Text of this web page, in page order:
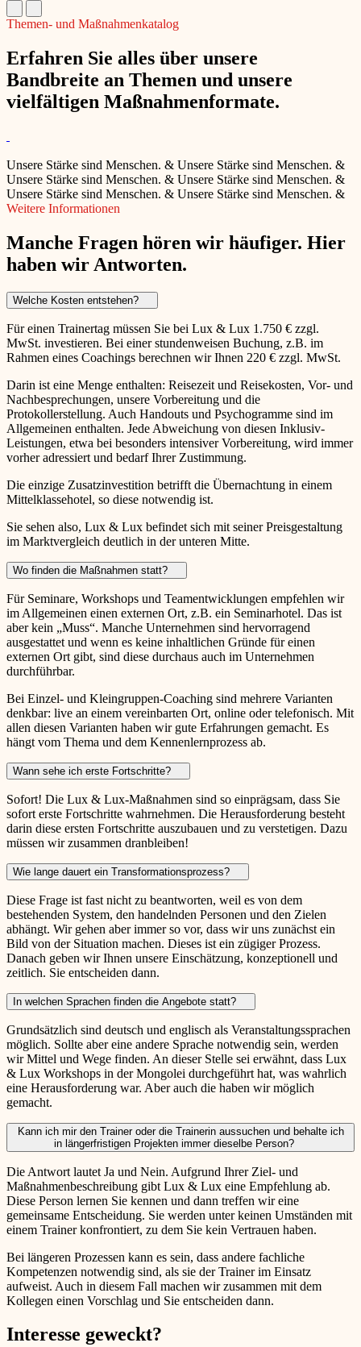
Themen- und Maßnahmenkatalog
Erfahren Sie alles über unsere
Bandbreite an Themen und unsere
vielfältigen Maßnahmenformate.
Unsere Stärke sind Menschen. & Unsere Stärke sind Menschen. &
Unsere Stärke sind Menschen. & Unsere Stärke sind Menschen. &
Unsere Stärke sind Menschen. & Unsere Stärke sind Menschen. &
Weitere Informationen
Manche Fragen hören wir häufiger. Hier
haben wir Antworten.
Welche Kosten entstehen?
Für einen Trainertag müssen Sie bei Lux & Lux 1.750 € zzgl.
MwSt. investieren. Bei einer stundenweisen Buchung, z.B. im
Rahmen eines Coachings berechnen wir Ihnen 220 € zzgl. MwSt.
Darin ist eine Menge enthalten: Reisezeit und Reisekosten, Vor- und
Nachbesprechungen, unsere Vorbereitung und die
Protokollerstellung. Auch Handouts und Psychogramme sind im
Allgemeinen enthalten. Jede Abweichung von diesen Inklusiv-
Leistungen, etwa bei besonders intensiver Vorbereitung, wird immer
vorher adressiert und bedarf Ihrer Zustimmung.
Die einzige Zusatzinvestition betrifft die Übernachtung in einem
Mittelklassehotel, so diese notwendig ist.
Sie sehen also, Lux & Lux befindet sich mit seiner Preisgestaltung
im Marktvergleich deutlich in der unteren Mitte.
Wo finden die Maßnahmen statt?
Für Seminare, Workshops und Teamentwicklungen empfehlen wir
im Allgemeinen einen externen Ort, z.B. ein Seminarhotel. Das ist
aber kein „Muss“. Manche Unternehmen sind hervorragend
ausgestattet und wenn es keine inhaltlichen Gründe für einen
externen Ort gibt, sind diese durchaus auch im Unternehmen
durchführbar.
Bei Einzel- und Kleingruppen-Coaching sind mehrere Varianten
denkbar: live an einem vereinbarten Ort, online oder telefonisch. Mit
allen diesen Varianten haben wir gute Erfahrungen gemacht. Es
hängt vom Thema und dem Kennenlernprozess ab.
Wann sehe ich erste Fortschritte?
Sofort! Die Lux & Lux-Maßnahmen sind so einprägsam, dass Sie
sofort erste Fortschritte wahrnehmen. Die Herausforderung besteht
darin diese ersten Fortschritte auszubauen und zu verstetigen. Dazu
müssen wir zusammen dranbleiben!
Wie lange dauert ein Transformationsprozess?
Diese Frage ist fast nicht zu beantworten, weil es von dem
bestehenden System, den handelnden Personen und den Zielen
abhängt. Wir gehen aber immer so vor, dass wir uns zunächst ein
Bild von der Situation machen. Dieses ist ein zügiger Prozess.
Danach geben wir Ihnen unsere Einschätzung, konzeptionell und
zeitlich. Sie entscheiden dann.
In welchen Sprachen finden die Angebote statt?
Grundsätzlich sind deutsch und englisch als Veranstaltungssprachen
möglich. Sollte aber eine andere Sprache notwendig sein, werden
wir Mittel und Wege finden. An dieser Stelle sei erwähnt, dass Lux
& Lux Workshops in der Mongolei durchgeführt hat, was wahrlich
eine Herausforderung war. Aber auch die haben wir möglich
gemacht.
Kann ich mir den Trainer oder die Trainerin aussuchen und behalte ich
in längerfristigen Projekten immer dieselbe Person?
Die Antwort lautet Ja und Nein. Aufgrund Ihrer Ziel- und
Maßnahmenbeschreibung gibt Lux & Lux eine Empfehlung ab.
Diese Person lernen Sie kennen und dann treffen wir eine
gemeinsame Entscheidung. Sie werden unter keinen Umständen mit
einem Trainer konfrontiert, zu dem Sie kein Vertrauen haben.
Bei längeren Prozessen kann es sein, dass andere fachliche
Kompetenzen notwendig sind, als sie der Trainer im Einsatz
aufweist. Auch in diesem Fall machen wir zusammen mit dem
Kollegen einen Vorschlag und Sie entscheiden dann.
Interesse geweckt?